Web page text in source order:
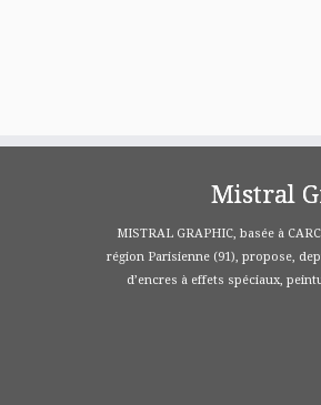
Mistral
MISTRAL GRAPHIC, basée à
région Parisienne (91), propose,
d’encres à effets spéciaux,